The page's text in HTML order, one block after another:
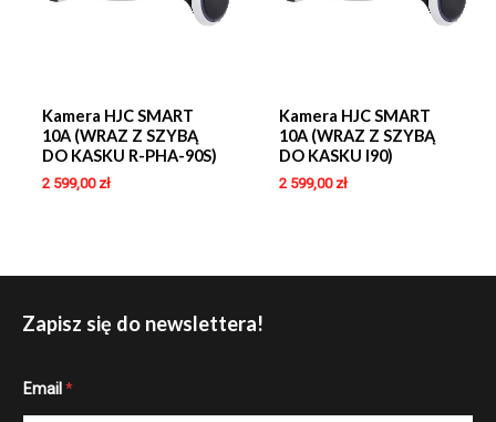
Kamera HJC SMART
10A (WRAZ Z SZYBĄ
DO KASKU R-PHA-90S)
2 599,00 zł
Kamera HJC SMART
10A (WRAZ Z SZYBĄ
DO KASKU I90)
2 599,00 zł
Zapisz się do newslettera!
m
Email *